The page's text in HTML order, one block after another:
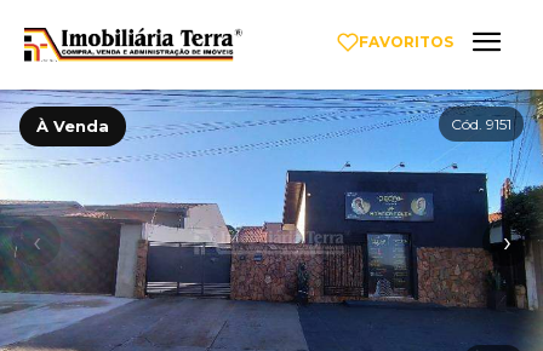
FAVORITOS
À Venda Cód. 9151
‹ ›